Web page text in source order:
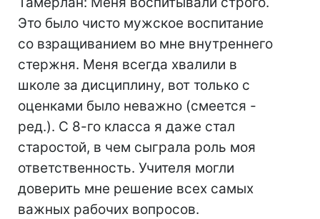
Это было чисто мужское воспитание
со взращиванием во мне внутреннего
стержня. Меня всегда хвалили в
школе за дисциплину, вот только с
оценками было неважно (смеется -
ред.). С 8-го класса я даже стал
старостой, в чем сыграла роль моя
ответственность. Учителя могли
доверить мне решение всех самых
важных рабочих вопросов.